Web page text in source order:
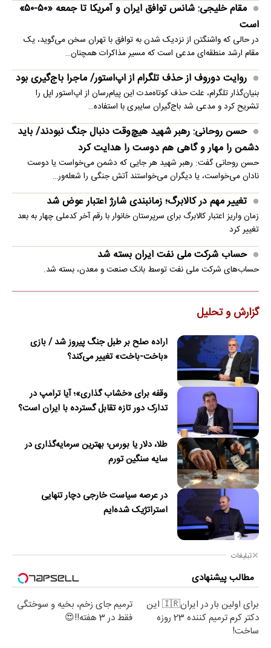
مقام خلیجی: شانس توافق ایران و آمریکا تا جمعه «۵۰-۵۰»
است
در حالی که واشنگتن از نزدیک شدن به توافق با تهران سخن می‌گوید، یک
مقام ارشد منطقه‌ای مدعی است که مسیر مذاکرات همچنان…
روایت دوروف از حذف تلگرام از اپ‌استور/ ماجرا باج‌گیری بود
بنیان‌گذار تلگرام، علت حذف کوتاه‌مدت این پیام‌رسان از اپ‌استور اپل را
تشریح کرد و مدعی شد باج‌گیران سایبری با استفاده…
حسن روحانی: رهبر شهید هیچ‌وقت دنبال جنگ نبودند/ باید
دشمن را مهار و گاهی هم دوست را هدایت کرد
حسن روحانی گفت: رهبر شهید هر جایی که دشمن می‌خواست یا دوست
نادان می‌خواست، یا دیگران می‌خواستند آتش جنگی را شعله‌ور…
تغییر مهم در کالابرگ؛ زمانبندی‌ شارژ اعتبار عوض شد
زمان واریز اعتبار کالابرگ برای سرپرستان خانوار با رقم آخر کدملی چهار به بعد
تغییر کرد
حساب‌ شرکت ملی نفت ایران بسته شد
حساب‌های شرکت ملی نفت توسط بانک صنعت و معدن، بسته شد.
گزارش و تحلیل
اراده صلح بر طبل جنگ پیروز شد / بازی
«باخت-باخت» تغییر می‌کند؟
وقفه برای «خشاب گذاری»؛ آیا ترامپ در
تدارک دور تازه تقابل گسترده با ایران است؟
طلا، دلار یا بورس؛ بهترین سرمایه‌گذاری در
سایه سنگین تورم
در عرصه سیاست خارجی دچار تنهایی
استراتژیک شده‌ایم
تبلیغات
مطالب پیشنهادی
برای اولین بار در ایران🇮🇷 این
دکتر کرم ترمیم کننده 23 روزه
ساخت!
ترمیم جای زخم، بخیه و سوختگی
فقط در 3 هفته!!😍